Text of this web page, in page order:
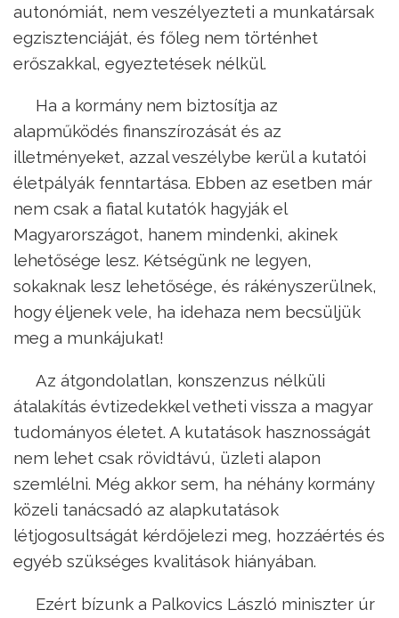
autonómiát, nem veszélyezteti a munkatársak
egzisztenciáját, és főleg nem történhet
erőszakkal, egyeztetések nélkül.
Ha a kormány nem biztosítja az
alapműködés finanszírozását és az
illetményeket, azzal veszélybe kerül a kutatói
életpályák fenntartása. Ebben az esetben már
nem csak a fiatal kutatók hagyják el
Magyarországot, hanem mindenki, akinek
lehetősége lesz. Kétségünk ne legyen,
sokaknak lesz lehetősége, és rákényszerülnek,
hogy éljenek vele, ha idehaza nem becsüljük
meg a munkájukat!
Az átgondolatlan, konszenzus nélküli
átalakítás évtizedekkel vetheti vissza a magyar
tudományos életet. A kutatások hasznosságát
nem lehet csak rövidtávú, üzleti alapon
szemlélni. Még akkor sem, ha néhány kormány
közeli tanácsadó az alapkutatások
létjogosultságát kérdőjelezi meg, hozzáértés és
egyéb szükséges kvalitások hiányában.
Ezért bízunk a Palkovics László miniszter úr